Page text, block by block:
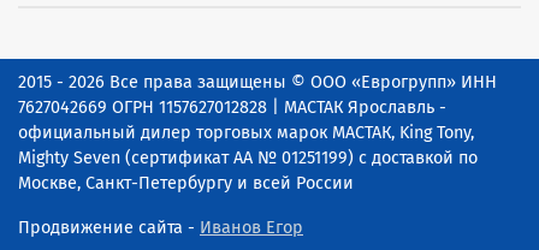
2015 - 2026 Все права защищены © ООО «Еврогрупп» ИНН
7627042669 ОГРН 1157627012828 | МАСТАК Ярославль -
официальный дилер торговых марок МАСТАК, King Tony,
Mighty Seven (сертификат АА № 01251199) с доставкой по
Москве, Санкт-Петербургу и всей России
Продвижение сайта - Иванов Егор